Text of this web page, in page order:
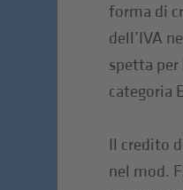
forma di
dell’IVA
spetta
categoria
Il credito
nel mod.